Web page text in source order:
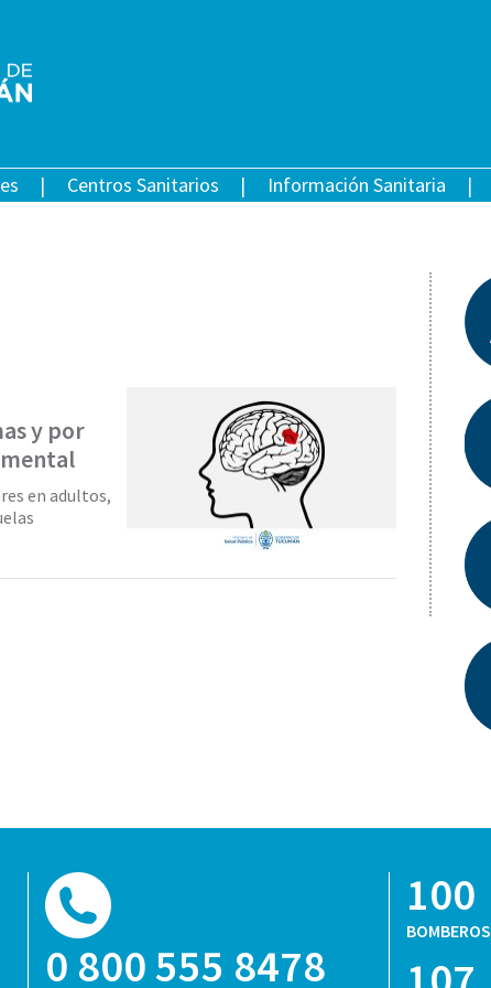
Centros Sanitarios Información Sanitaria
y por
en adultos,
0 800 555 8478
100
BOMBEROS